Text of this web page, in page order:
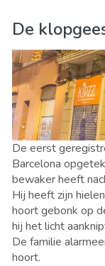
De
De eerst
Barcelona
bewaker heeft
Hij heeft zijn
hoort gebonk op
hij het licht
De familie
hoort.